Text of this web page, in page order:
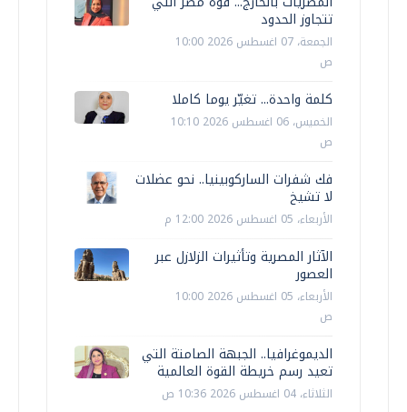
تتجاوز الحدود
الجمعة، 07 اغسطس 2026 10:00
ص
كلمة واحدة... تغيّر يوما كاملا
الخميس، 06 اغسطس 2026 10:10
ص
فك شفرات الساركوبينيا.. نحو عضلات
لا تشيخ
الأربعاء، 05 اغسطس 2026 12:00 م
الآثار المصرية وتأثيرات الزلازل عبر
العصور
الأربعاء، 05 اغسطس 2026 10:00
ص
الديموغرافيا.. الجبهة الصامتة التي
تعيد رسم خريطة القوة العالمية
الثلاثاء، 04 اغسطس 2026 10:36 ص